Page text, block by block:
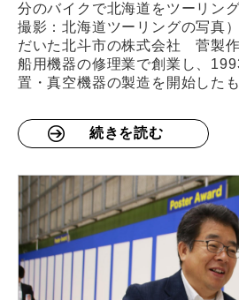
分のバイクで北海道をツーリン
撮影：北海道ツーリングの写真
だいた北斗市の株式会社 菅製
船用機器の修理業で創業し、
置・真空機器の製造を開始したも
続きを読む